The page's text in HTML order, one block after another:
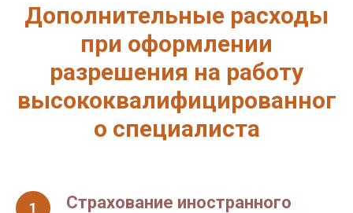
Дополнительные расходы
при оформлении
разрешения на работу
высококвалифицированног
о специалиста
Страхование иностранного